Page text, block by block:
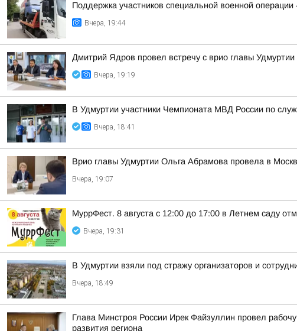
Поддержка участников специальной военной
Вчера, 19:44
Дмитрий Ядров провел встречу с врио главы
Вчера, 19:19
В Удмуртии участники Чемпионата МВД России по
Вчера, 18:41
Врио главы Удмуртии Ольга Абрамова провела в
Вчера, 19:07
МуррФест. 8 августа с 12:00 до 17:00 в Летнем саду
Вчера, 19:31
В Удмуртии взяли под стражу организаторов и
Вчера, 18:49
Глава Минстроя России Ирек Файзуллин провел
развития региона